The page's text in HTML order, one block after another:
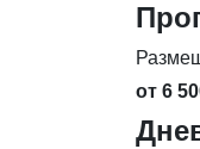
от 6